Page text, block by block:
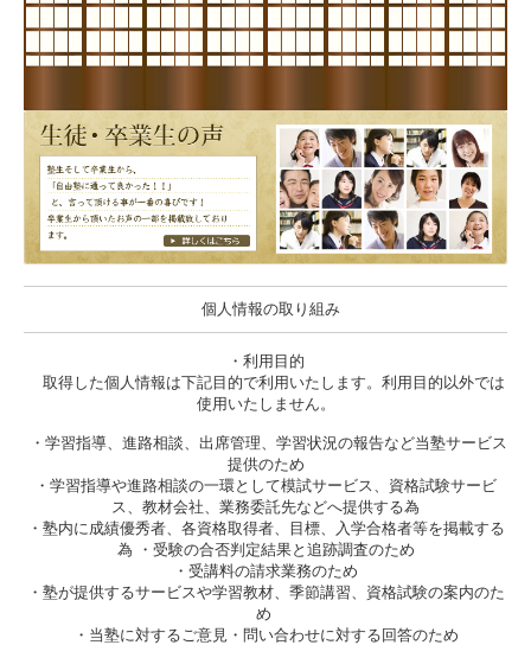
2021.3.2／
入谷教室の新着情報日暮
里教室の新着情報
春期講習で、現学年の復習＆新学年の予
...
速読解・思考力講座体験会レポート 2月
20日,24日 自由塾日暮里教室
...
2021.3.1／
町屋教室の新着情報
【残りわずか】若干の余裕を持たせて募
集を締め切る訳とは
...
2021.3.1／
入谷教室の新着情報日暮
里教室の新着情報
小学生英語・英検対策コース～体験会の
ご案内
...
個人情報の取り組み
・利用目的
取得した個人情報は下記目的で利用いたします。利用目的以外では
使用いたしません。
・学習指導、進路相談、出席管理、学習状況の報告など当塾サービス
提供のため
・学習指導や進路相談の一環として模試サービス、資格試験サービ
ス、教材会社、業務委託先などへ提供する為
・塾内に成績優秀者、各資格取得者、目標、入学合格者等を掲載する
為 ・受験の合否判定結果と追跡調査のため
・受講料の請求業務のため
・塾が提供するサービスや学習教材、季節講習、資格試験の案内のた
め
・当塾に対するご意見・問い合わせに対する回答のため